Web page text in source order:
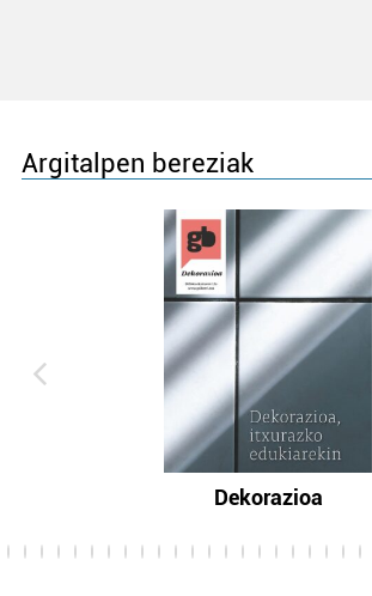
Argitalpen bereziak
Dekorazioa